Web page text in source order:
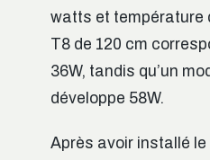
watts et température
T8 de 120 cm
36W, tandis qu’un
développe 58W.
Après avoir installé le